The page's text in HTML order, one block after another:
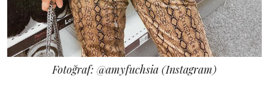
Fotoğraf: @amyfuchsia (Instagram)